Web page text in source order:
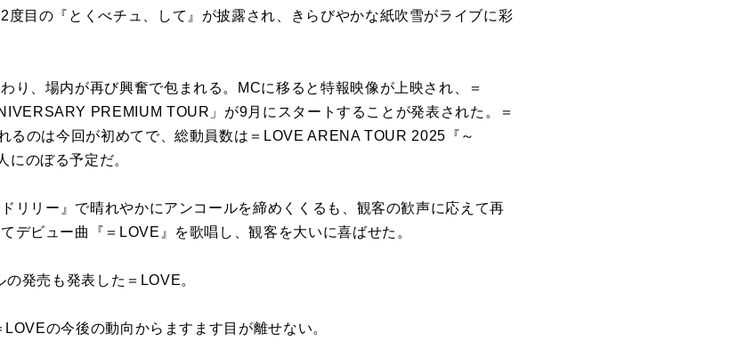
度目の『とくべチュ、して』が披露され、きらびやかな紙吹雪がライブに彩
り、場内が再び興奮で包まれる。MCに移ると特報映像が上映され、＝
PREMIUM TOUR」が9月にスタートすることが発表された。＝
るのは今回が初めてで、総動員数は＝LOVE ARENA TOUR 2025『～
のぼる予定だ。
リリー』で晴れやかにアンコールを締めくくるも、観客の歓声に応えて再
デビュー曲『＝LOVE』を歌唱し、観客を大いに喜ばせた。
発売も発表した＝LOVE。
の今後の動向からますます目が離せない。